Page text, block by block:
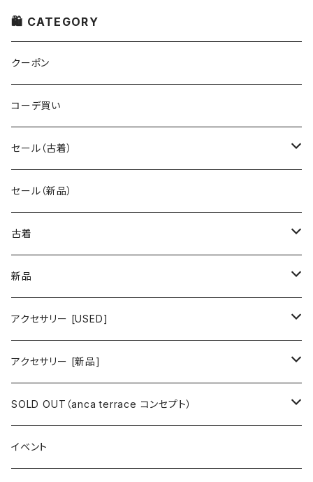
🛍 CATEGORY
クーポン
コーデ買い
セール（古着）
古着 秋冬コレクション
古着 春夏コレクション
セール（新品）
古着
ワンピース/ドレス
ワンピース
ミニワンピース
トップス
シャツ・ブラウス
ニット
ボトムス
スカート
パンツ
アウター
ジャケット
インナー
新品
ワンピース/ドレス
ワンピース
ミニワンピース
トップス
シャツ・ブラウス
オーバーサイズシャツ
ボトムス
スカート
アウター
アクセサリー [USED]
ピアス
イヤリング
イヤーカフ
アクセサリー [新品]
ピアス
イヤリング
SOLD OUT（anca terrace コンセプト）
コーデ買い
イベント